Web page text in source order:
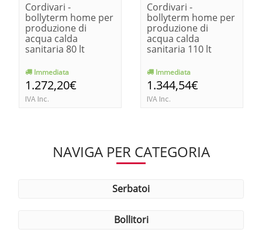
Cordivari -
bollyterm home per
produzione di
acqua calda
sanitaria 80 lt
Immediata
1.272,20€
IVA Inc.
Cordivari -
bollyterm home per
produzione di
acqua calda
sanitaria 110 lt
Immediata
1.344,54€
IVA Inc.
NAVIGA PER CATEGORIA
serbatoi
bollitori